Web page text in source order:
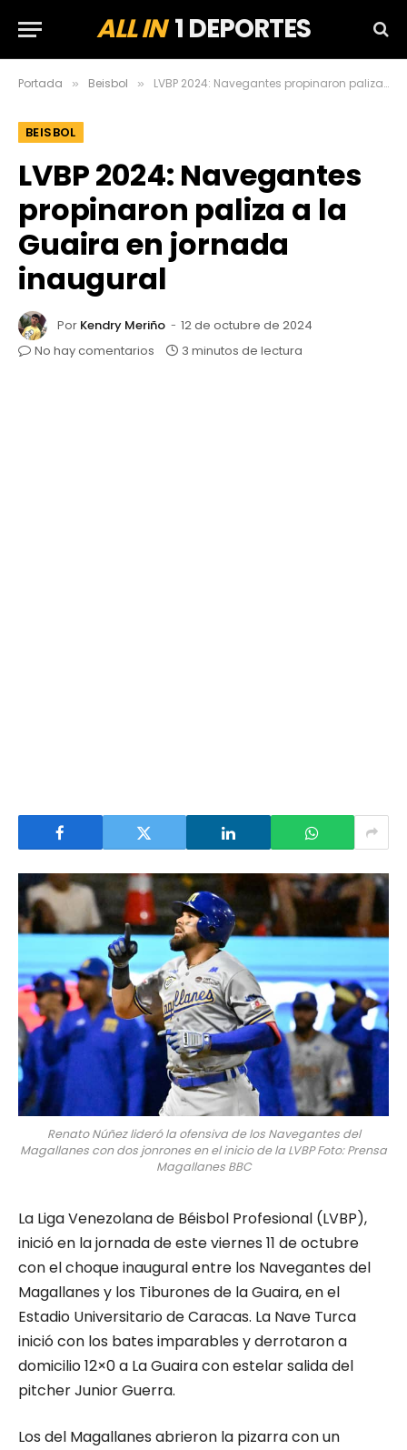
ALL IN1 DEPORTES
Portada » Beisbol » LVBP 2024: Navegantes propinaron paliza a la Guaira en jornada inaugural
BEISBOL
LVBP 2024: Navegantes
propinaron paliza a la
Guaira en jornada
inaugural
Por Kendry Meriño
12 de octubre de 2024
No hay comentarios
3 minutos de lectura
Renato Núñez lideró la ofensiva de los Navegantes del
Magallanes con dos jonrones en el inicio de la LVBP Foto: Prensa
Magallanes BBC
La Liga Venezolana de Béisbol Profesional (LVBP),
inició en la jornada de este viernes 11 de octubre
con el choque inaugural entre los Navegantes del
Magallanes y los Tiburones de la Guaira, en el
Estadio Universitario de Caracas. La Nave Turca
inició con los bates imparables y derrotaron a
domicilio 12×0 a La Guaira con estelar salida del
pitcher Junior Guerra.
Los del Magallanes abrieron la pizarra con un